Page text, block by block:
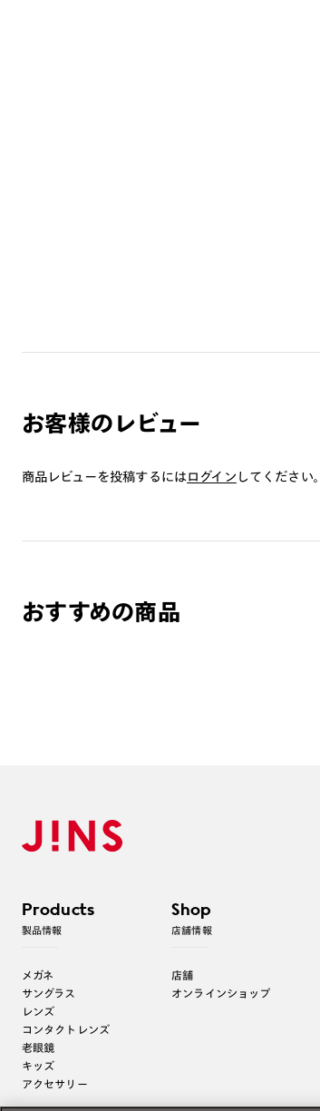
お客様のレビュー
商品レビューを投稿するにはログイン してください。
おすすめの商品
Products
製品情報
メガネ
サングラス
レンズ
コンタクトレンズ
老眼鏡
キッズ
アクセサリー
Shop
店舗情報
店舗
オンラインショップ